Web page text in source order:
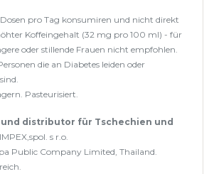
pro Tag konsumiren und nicht direkt
Koffeingehalt (32 mg pro 100 ml) - für
oder stillende Frauen nicht empfohlen.
die an Diabetes leiden oder
Pasteurisiert.
distributor für Tschechien und
s r.o.
Public Company Limited, Thailand.